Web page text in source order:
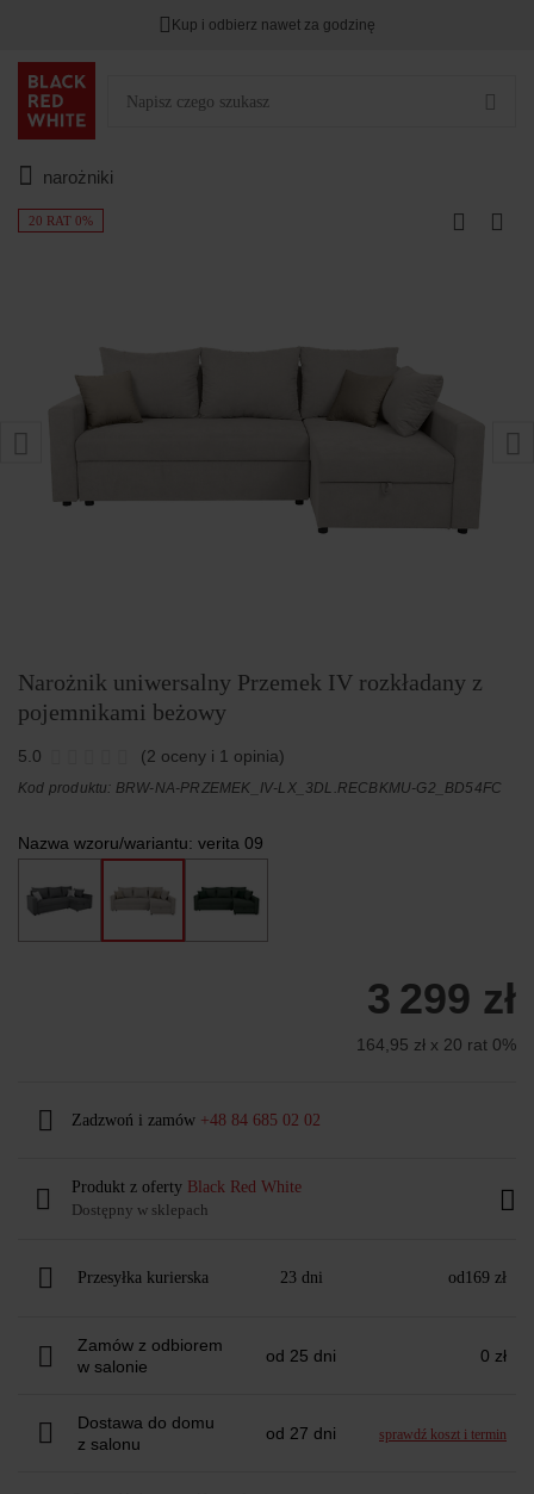
Kup i odbierz nawet za godzinę
narożniki
20 RAT 0%
Narożnik uniwersalny Przemek IV rozkładany z
pojemnikami beżowy
5.0 (2 oceny i 1 opinia)
Kod produktu: BRW-NA-PRZEMEK_IV-LX_3DL.RECBKMU-G2_BD54FC
Nazwa wzoru/wariantu: verita 09
3 299 zł
164,95 zł x 20 rat 0%
Zadzwoń i zamów +48 84 685 02 02
Produkt z oferty Black Red White
Dostępny w sklepach
Przesyłka kurierska 23 dni od 169 zł
Zamów z odbiorem
w salonie
od 25 dni 0 zł
Dostawa do domu
z salonu
od 27 dni sprawdź koszt i termin